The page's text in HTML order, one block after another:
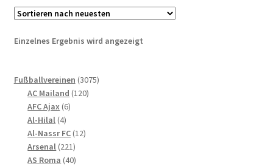
Einzelnes Ergebnis wird angezeigt
Fußballvereinen 30753075
AC Mailand 120120
AFC Ajax 66
Al-Hilal 44
Produkte
Al-Nassr FC 1212
Arsenal 221221
Produkte
AS Roma 4040